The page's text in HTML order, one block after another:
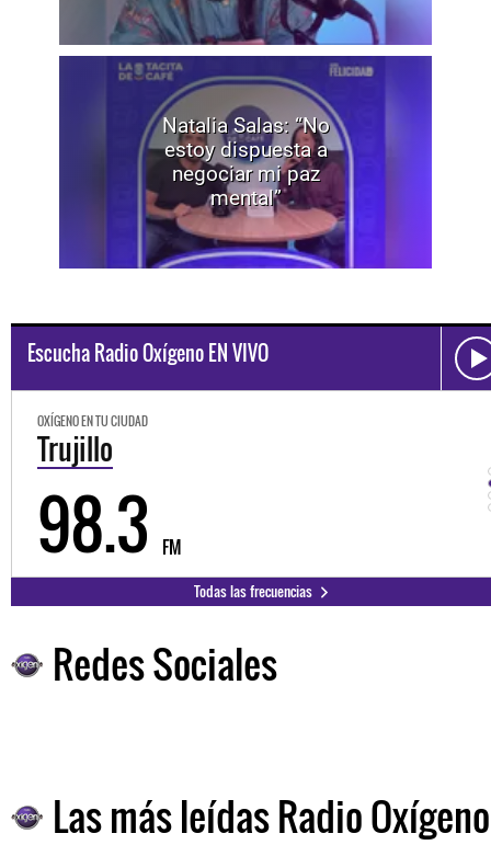
Natalia Salas: “No
estoy dispuesta a
negociar mi paz
mental”
Escucha Radio Oxígeno EN VIVO
OXÍGENO EN TU CIUDAD
Trujillo
98.3 FM
Todas las frecuencias
Redes Sociales
Las más leídas Radio Oxígeno